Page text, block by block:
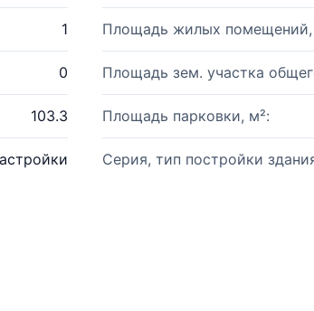
1 Площадь жилых помещений,
0 Площадь зем. участка
103.3 Площадь парковки, м²:
Серия, тип постройки